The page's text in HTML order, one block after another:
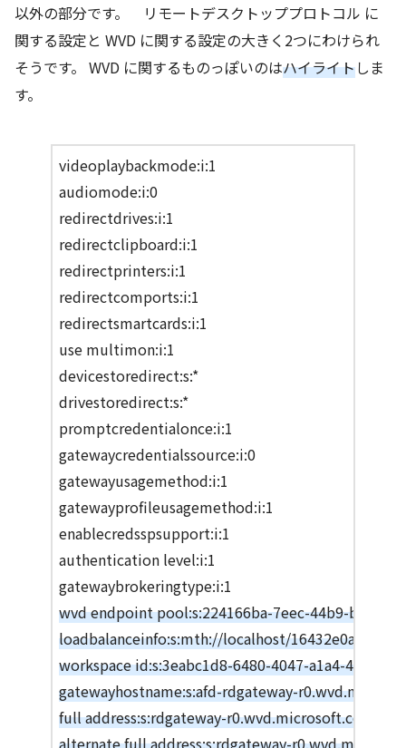
以外の部分です。 リモートデスクトッププロトコル に
関する設定と WVD に関する設定の大きく2つにわけられ
そうです。 WVD に関するものっぽいのはハイライトしま
す。
videoplaybackmode:i:1
audiomode:i:0
redirectdrives:i:1
redirectclipboard:i:1
redirectprinters:i:1
redirectcomports:i:1
redirectsmartcards:i:1
use multimon:i:1
devicestoredirect:s:*
drivestoredirect:s:*
promptcredentialonce:i:1
gatewaycredentialssource:i:0
gatewayusagemethod:i:1
gatewayprofileusagemethod:i:1
enablecredsspsupport:i:1
authentication level:i:1
gatewaybrokeringtype:i:1
wvd endpoint pool:s:224166ba-7eec-44b9-b4b7-
loadbalanceinfo:s:mth://localhost/16432e0a-3209-
workspace id:s:3eabc1d8-6480-4047-a1a4-
gatewayhostname:s:afd-rdgateway-
full address:s:rdgateway-r0.wvd.microsoft.com
alternate full address:s:rdgateway-